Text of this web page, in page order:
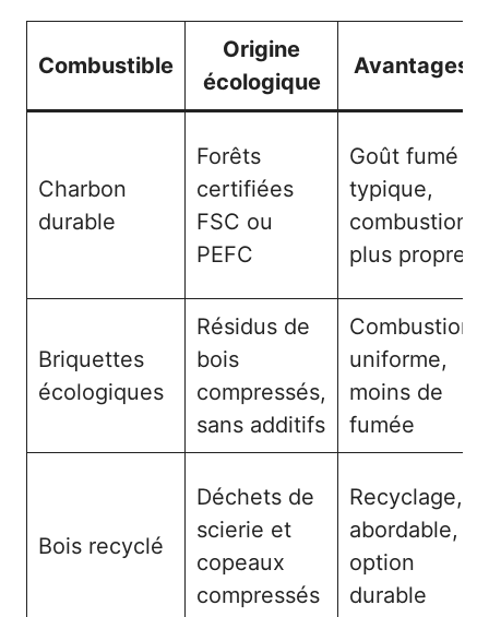
Combustible
Origine
écologique
Avantages
Charbon
durable
Forêts
certifiées
FSC ou
PEFC
Goût fumé
typique,
combustion
plus propre
Briquettes
écologiques
Résidus de
bois
compressés,
sans additifs
Combustion
uniforme,
moins de
fumée
Bois recyclé
Déchets de
scierie et
copeaux
compressés
Recyclage,
abordable,
option
durable